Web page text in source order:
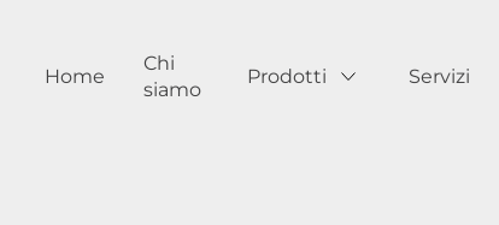
Home
Chi
siamo
Prodotti Servizi